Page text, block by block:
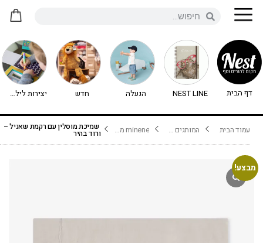
דף הבית NEST LINE הנעלה חדש יצירות לילדים - יצירה לילדים
עמוד הבית המותגים שלנו minene מיננה שמיכת מוסלין עם רקמת שאניל –
ורוד בהיר
מבצע!